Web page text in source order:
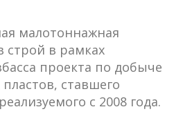
малотоннажная
строй в рамках
проекта по добыче
ставшего
с 2008 года.